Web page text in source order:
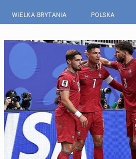
WIELKA BRYTANIA POLSKA